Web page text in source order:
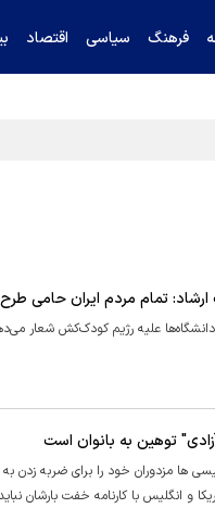
فرهنگ سیاسی اقتصاد
تمام مردم ایران حامی
علیه رژیم کودک‌کش شعار
توهین به بانوان است
ها مزدوران خود را برای ضربه زدن
و انگلیس با کارنامه خفت بارشان